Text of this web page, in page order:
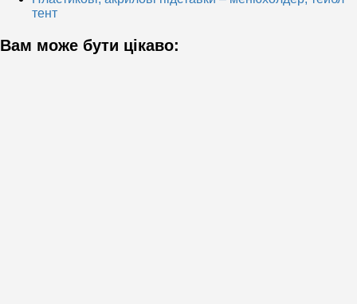
тент
Вам може бути цікаво: